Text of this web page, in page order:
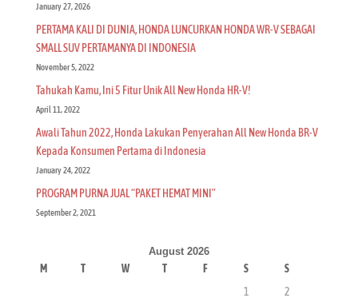
January 27, 2026
PERTAMA KALI DI DUNIA, HONDA LUNCURKAN HONDA WR-V SEBAGAI
SMALL SUV PERTAMANYA DI INDONESIA
November 5, 2022
Tahukah Kamu, Ini 5 Fitur Unik All New Honda HR-V!
April 11, 2022
Awali Tahun 2022, Honda Lakukan Penyerahan All New Honda BR-V
Kepada Konsumen Pertama di Indonesia
January 24, 2022
PROGRAM PURNA JUAL “PAKET HEMAT MINI”
September 2, 2021
August 2026
M T W T F S
S
1
2